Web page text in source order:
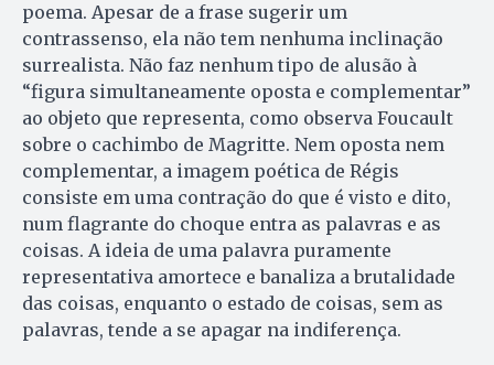
poema. Apesar de a frase sugerir um
contrassenso, ela não tem nenhuma inclinação
surrealista. Não faz nenhum tipo de alusão à
“figura simultaneamente oposta e complementar”
ao objeto que representa, como observa Foucault
sobre o cachimbo de Magritte. Nem oposta nem
complementar, a imagem poética de Régis
consiste em uma contração do que é visto e dito,
num flagrante do choque entra as palavras e as
coisas. A ideia de uma palavra puramente
representativa amortece e banaliza a brutalidade
das coisas, enquanto o estado de coisas, sem as
palavras, tende a se apagar na indiferença.